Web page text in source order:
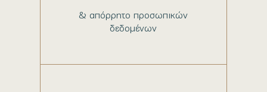
& απόρρητο προσωπικών
δεδομένων